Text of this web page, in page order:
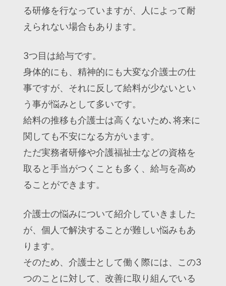
る研修を行なっていますが、人によって耐
えられない場合もあります。
3つ目は給与です。
身体的にも、精神的にも大変な介護士の仕
事ですが、それに反して給料が少ないとい
う事が悩みとして多いです。
給料の推移も介護士は高くないため､将来に
関しても不安になる方がいます。
ただ実務者研修や介護福祉士などの資格を
取ると手当がつくことも多く、給与を高め
ることができます。
介護士の悩みについて紹介していきました
が、個人で解決することが難しい悩みもあ
ります。
そのため、介護士として働く際には、この3
つのことに対して、改善に取り組んでいる